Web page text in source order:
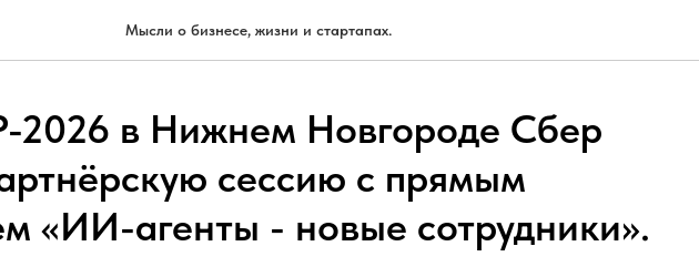
Мысли о бизнесе, жизни и стартапах.
в Нижнем Новгороде Сбер
сессию с прямым
«ИИ-агенты - новые сотрудники».